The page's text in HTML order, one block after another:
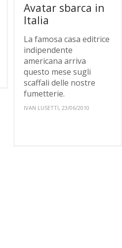
Avatar sbarca in
Italia
La famosa casa editrice
indipendente
americana arriva
questo mese sugli
scaffali delle nostre
fumetterie.
IVAN LUSETTI, 23/06/2010